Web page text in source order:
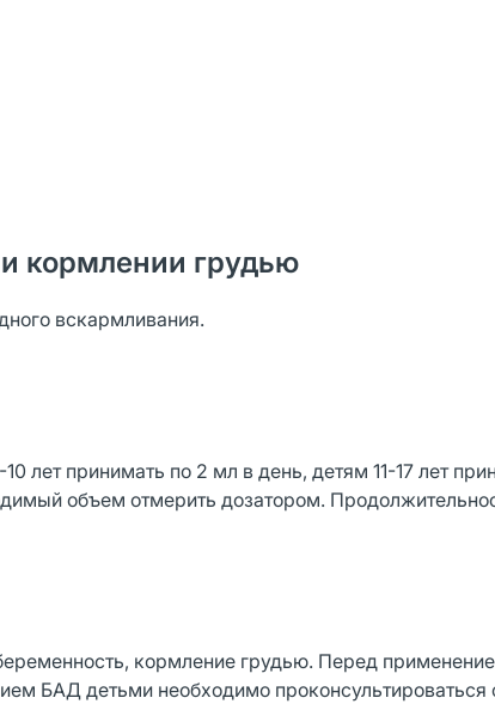
кормлении грудью
вскармливания.
лет принимать по 2 мл в день, детям 11-17 лет
объем отмерить дозатором.
кормление грудью. Перед
БАД детьми необходимо